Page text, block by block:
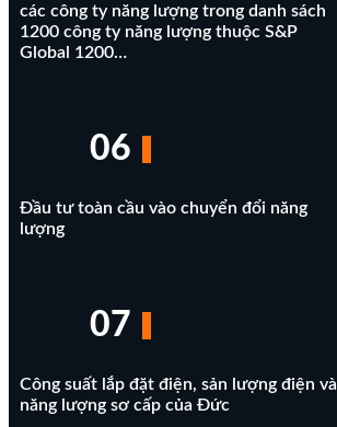
các công ty năng lượng trong danh sách
1200 công ty năng lượng thuộc S&P
Global 1200…
06
Đầu tư toàn cầu vào chuyển đổi năng
lượng
07
Công suất lắp đặt điện, sản lượng điện và
năng lượng sơ cấp của Đức